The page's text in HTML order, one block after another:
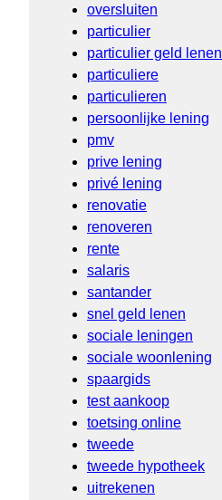
oversluiten
particulier
particulier geld lenen
particuliere
particulieren
persoonlijke lening
pmv
prive lening
privé lening
renovatie
renoveren
rente
salaris
santander
snel geld lenen
sociale leningen
sociale woonlening
spaargids
test aankoop
toetsing online
tweede
tweede hypotheek
uitrekenen